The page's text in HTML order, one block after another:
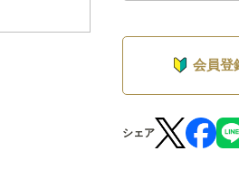
会員登
シェア